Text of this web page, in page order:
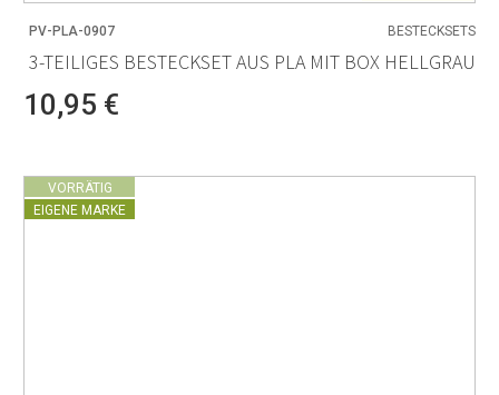
PV-PLA-0907 BESTECKSETS
3-TEILIGES BESTECKSET AUS PLA MIT BOX HELLGRAU
10,95 €
VORRÄTIG
EIGENE MARKE